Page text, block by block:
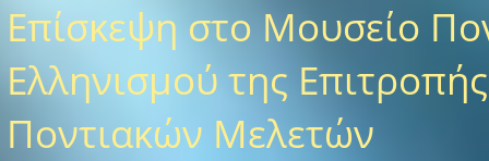
Επίσκεψη στο Μουσείο
Ελληνισμού της Επιτροπής
Ποντιακών Μελετών